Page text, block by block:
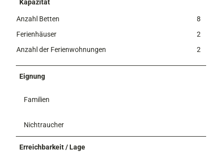
Kapazität
Anzahl Betten
8
Ferienhäuser
2
Anzahl der Ferienwohnungen
2
Eignung
Familien
Nichtraucher
Erreichbarkeit / Lage